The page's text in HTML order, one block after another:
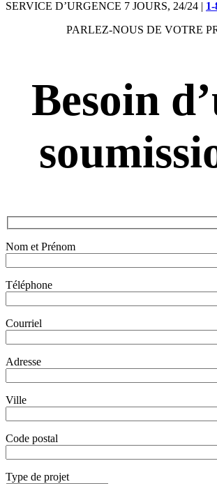
SERVICE D’URGENCE 7 JOURS, 24/24 |
PARLEZ-NOUS DE VOTRE
Besoin
Nom et Prénom
Téléphone
Courriel
Adresse
Ville
Code postal
Type de projet